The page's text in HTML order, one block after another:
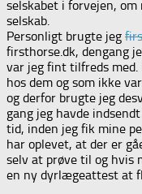
selskabet i forvejen,
selskab.
Personligt brugte jeg
firsthorse.dk, dengang
var jeg fint tilfreds
hos dem og som ikke
og derfor brugte jeg
gang jeg havde
tid, inden jeg fik mine
har oplevet, at der er
selv at prøve til og hvis
en ny dyrlægeattest at